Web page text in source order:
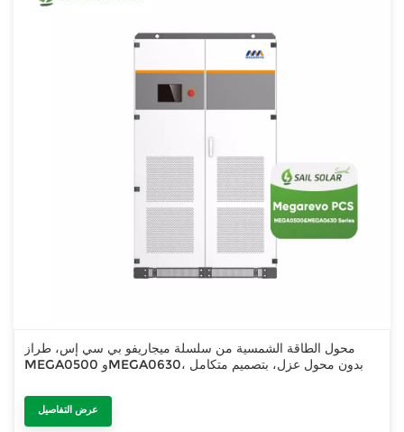
محول الطاقة الشمسية من سلسلة ميجاريفو بي سي إس، طراز
MEGA0500 وMEGA0630، بدون محول عزل، بتصميم متكامل
عرض التفاصيل